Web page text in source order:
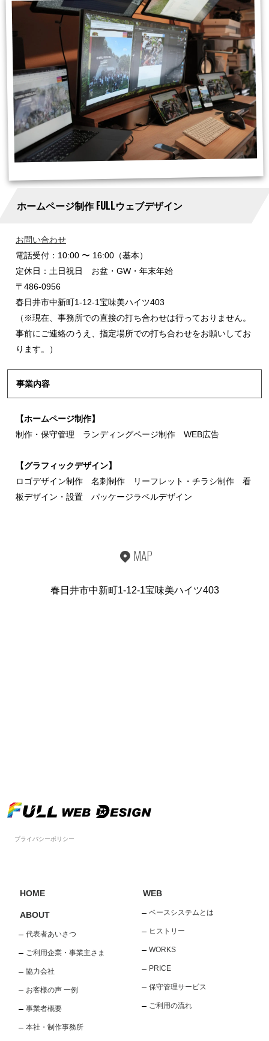
ホームページ制作 FULLウェブデザイン
お問い合わせ
電話受付：10:00 〜 16:00（基本）
定休日：土日祝日 お盆・GW・年末年始
〒486-0956
春日井市中新町1-12-1宝味美ハイツ403
（※現在、事務所での直接の打ち合わせは行っておりません。
事前にご連絡のうえ、指定場所での打ち合わせをお願いしてお
ります。）
事業内容
【ホームページ制作】
制作・保守管理 ランディングページ制作 WEB広告
【グラフィックデザイン】
ロゴデザイン制作 名刺制作 リーフレット・チラシ制作 看
板デザイン・設置 パッケージラベルデザイン
MAP
春日井市中新町1-12-1宝味美ハイツ403
プライバシーポリシー
HOME
ABOUT
代表者あいさつ
ご利用企業・事業主さま
協力会社
お客様の声 一例
事業者概要
本社・制作事務所
WEB
ベースシステムとは
ヒストリー
WORKS
PRICE
保守管理サービス
ご利用の流れ